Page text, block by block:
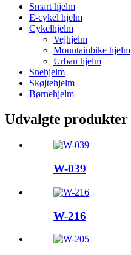
Smart hjelm
E-cykel hjelm
Cykelhjelm
Vejhjelm
Mountainbike hjelm
Urban hjelm
Snehjelm
Skøjtehjelm
Børnehjelm
Udvalgte produkter
W-039
W-216